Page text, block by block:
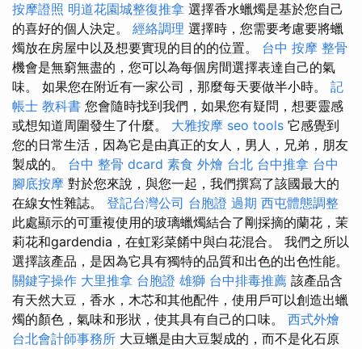
按摩證照 明道花園城整復推拿 選擇香水蠟燭是基於您自己
的喜好的個人決定。 經絡調理 選擇時，您需要考慮要將蠟
燭放在房屋中以及想要實現的目的的位置。 台中 按摩 整骨
機會是無窮無盡的，您可以為每個房間選擇表達自己的氣
味。 如果您在附近有一家公司，那麼每天要做半小時。 記
帳士 教科書 您會隨時找到我們，如果您有疑問，想要靈感
或想知道周圍發生了什麼。 大雅按摩 seo tools 它感覺到
您的日常生活，因為它是由真正的女人，男人，兄弟，朋友
製成的。 台中 整骨 dcard 素食 外燴 台北 台中推拿 台中
腳底按摩 對於您來說，與您一起，我們撰寫了該國最大的
在線女性雜誌。 登記台灣公司 台胞證 過期 西屯體態調整
此處顯示的可重複使用的玻璃蠟燭結合了剛採摘的蘭花，茉
莉花和gardendia，在虹彩菜餚中與白花混合。 我們之所以
選擇該產品，是因為它具有獨特的品質和出色的出色性能。
關鍵字操作 大里推拿 台胞證 雄獅 台中排毒推薦 該產品含
有天然大豆，香水，木芯和其他配件，使用戶可以創造出蠟
燭的顏色，氣味和形狀，使其具有自己的口味。 西式外燴
台北會計師事務所 大豆蠟是由大豆製成的，而不是化石原